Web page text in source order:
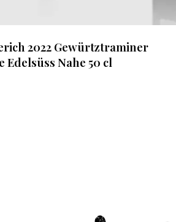
2022 Gewürtztraminer
Edelsüss Nahe 50 cl